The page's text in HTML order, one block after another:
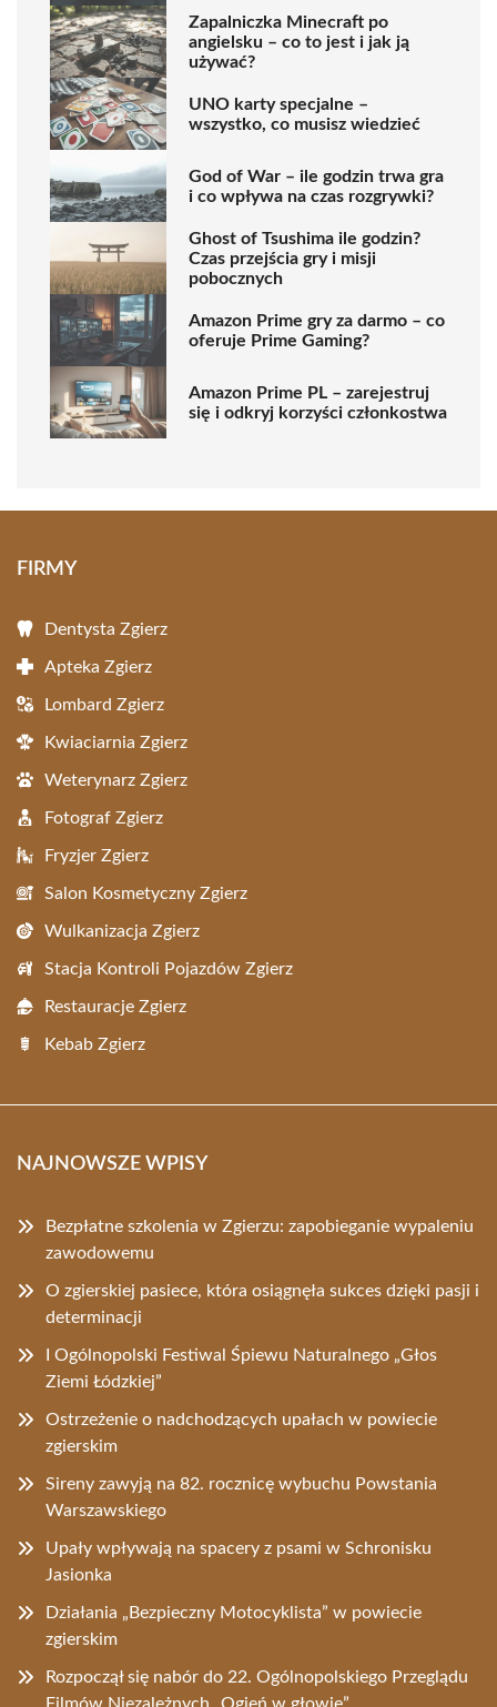
Zapalniczka Minecraft po
angielsku – co to jest i jak ją
używać?
UNO karty specjalne –
wszystko, co musisz wiedzieć
God of War – ile godzin trwa gra
i co wpływa na czas rozgrywki?
Ghost of Tsushima ile godzin?
Czas przejścia gry i misji
pobocznych
Amazon Prime gry za darmo – co
oferuje Prime Gaming?
Amazon Prime PL – zarejestruj
się i odkryj korzyści członkostwa
FIRMY
Dentysta Zgierz
Apteka Zgierz
Lombard Zgierz
Kwiaciarnia Zgierz
Weterynarz Zgierz
Fotograf Zgierz
Fryzjer Zgierz
Salon Kosmetyczny Zgierz
Wulkanizacja Zgierz
Stacja Kontroli Pojazdów Zgierz
Restauracje Zgierz
Kebab Zgierz
NAJNOWSZE WPISY
Bezpłatne szkolenia w Zgierzu: zapobieganie wypaleniu
zawodowemu
O zgierskiej pasiece, która osiągnęła sukces dzięki pasji i
determinacji
I Ogólnopolski Festiwal Śpiewu Naturalnego „Głos
Ziemi Łódzkiej”
Ostrzeżenie o nadchodzących upałach w powiecie
zgierskim
Sireny zawyją na 82. rocznicę wybuchu Powstania
Warszawskiego
Upały wpływają na spacery z psami w Schronisku
Jasionka
Działania „Bezpieczny Motocyklista” w powiecie
zgierskim
Rozpoczął się nabór do 22. Ogólnopolskiego Przeglądu